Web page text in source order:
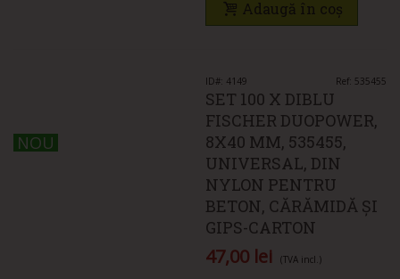
Adaugă în coș
NOU
NOU
ID#: 4149 Ref: 535455
SET 100 X DIBLU
FISCHER DUOPOWER,
8X40 MM, 535455,
UNIVERSAL, DIN
NYLON PENTRU
BETON, CĂRĂMIDĂ ȘI
GIPS-CARTON
47,00 lei (TVA incl.)